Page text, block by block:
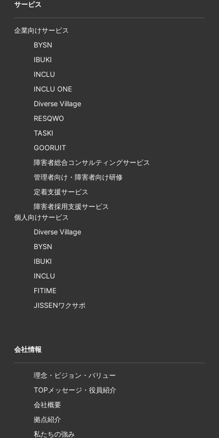
サービス
企業向けサービス
BYSN
IBUKI
INCLU
INCLU ONE
Diverse Village
RESQWO
TASKI
GOORUIT
障害者総合コンサルティングサービス
管理者向け・障害者向け研修
定着支援サービス
障害者採用支援サービス
個人向けサービス
Diverse Village
BYSN
IBUKI
INCLU
FITIME
JISSENワクサポ
会社情報
理念・ビジョン・バリュー
TOPメッセージ・役員紹介
会社概要
拠点紹介
私たちの強み